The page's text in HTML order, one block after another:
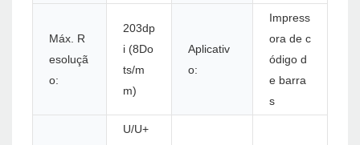
Máx. R
esoluçã
o:
203dp
i (8Do
ts/m
m)
Aplicativ
o:
Impress
ora de c
ódigo d
e barra
s
U/U+